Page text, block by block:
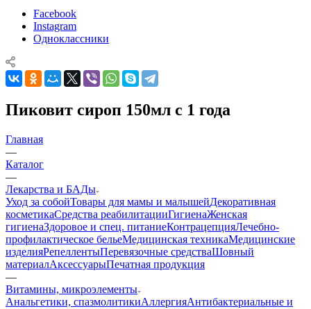
Facebook
Instagram
Одноклассники
Пиковит сироп 150мл с 1 года
Главная
—
Каталог
—
Лекарства и БАДы
Уход за собойТовары для мамы и малышейДекоративная
косметикаСредства реабилитацииГигиенаЖенская
гигиенаЗдоровое и спец. питаниеКонтрацепцияЛечебно-
профилактическое бельеМедицинская техникаМедицинские
изделияРепеллентыПеревязочные средстваШовный
материалАксессуарыПечатная продукция
—
Витамины, микроэлементы
Анальгетики, спазмолитикиАллергияАнтибактериальные и